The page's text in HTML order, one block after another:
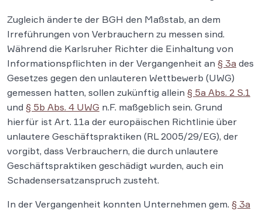
Zugleich änderte der BGH den Maßstab, an dem
Irreführungen von Verbrauchern zu messen sind.
Während die Karlsruher Richter die Einhaltung von
Informationspflichten in der Vergangenheit an § 3a des
Gesetzes gegen den unlauteren Wettbewerb (UWG)
gemessen hatten, sollen zukünftig allein § 5a Abs. 2 S.1
und § 5b Abs. 4 UWG n.F. maßgeblich sein. Grund
hierfür ist Art. 11a der europäischen Richtlinie über
unlautere Geschäftspraktiken (RL 2005/29/EG), der
vorgibt, dass Verbrauchern, die durch unlautere
Geschäftspraktiken geschädigt wurden, auch ein
Schadensersatzanspruch zusteht.
In der Vergangenheit konnten Unternehmen gem. § 3a